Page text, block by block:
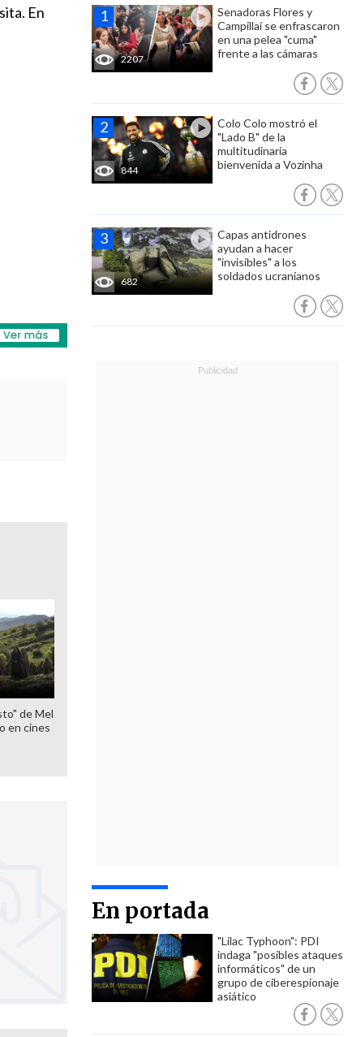
2207
Senadoras Flores y
Campillai se enfrascaron
en una pelea "cuma"
frente a las cámaras
844
Colo Colo mostró el
"Lado B" de la
multitudinaria
bienvenida a Vozinha
682
Capas antidrones
ayudan a hacer
"invisibles" a los
soldados ucranianos
En portada
"Lilac Typhoon": PDI
indaga "posibles ataques
informáticos" de un
grupo de ciberespionaje
asiático
En
de Mel
en cines